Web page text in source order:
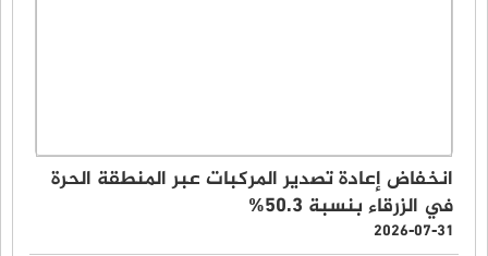
انخفاض إعادة تصدير المركبات عبر المنطقة الحرة
في الزرقاء بنسبة 50.3%
2026-07-31